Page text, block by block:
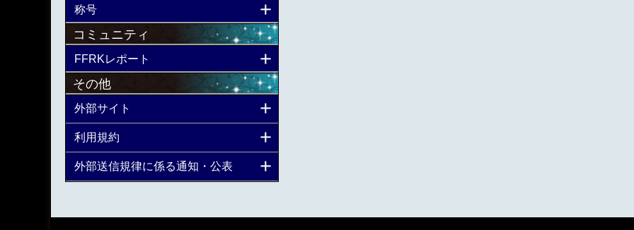
称号
コミュニティ
FFRKレポート
その他
外部サイト
利用規約
外部送信規律に係る通知・公表